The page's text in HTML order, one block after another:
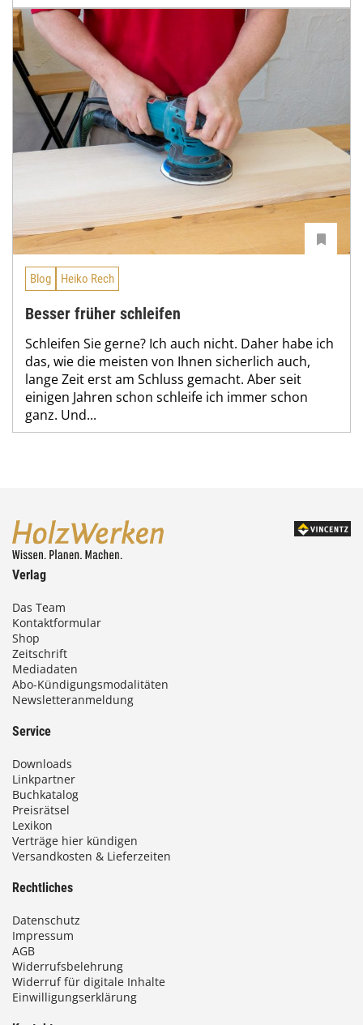
Blog Heiko Rech
Besser früher schleifen
Schleifen Sie gerne? Ich auch nicht. Daher habe ich
das, wie die meisten von Ihnen sicherlich auch,
lange Zeit erst am Schluss gemacht. Aber seit
einigen Jahren schon schleife ich immer schon
ganz. Und...
Verlag
Das Team
Kontaktformular
Shop
Zeitschrift
Mediadaten
Abo-Kündigungsmodalitäten
Newsletteranmeldung
Service
Downloads
Linkpartner
Buchkatalog
Preisrätsel
Lexikon
Verträge hier kündigen
Versandkosten & Lieferzeiten
Rechtliches
Datenschutz
Impressum
AGB
Widerrufsbelehrung
Widerruf für digitale Inhalte
Einwilligungserklärung